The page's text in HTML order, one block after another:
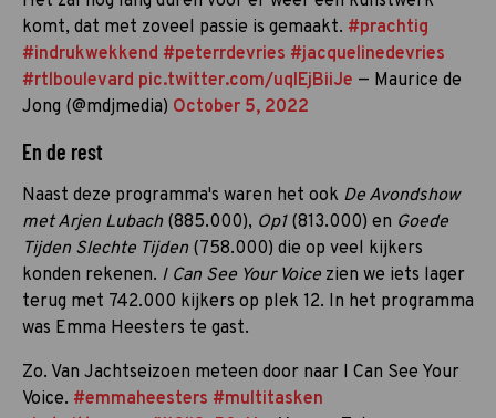
komt, dat met zoveel passie is gemaakt. #prachtig
#indrukwekkend #peterrdevries #jacquelinedevries
#rtlboulevard pic.twitter.com/uqIEjBiiJe — Maurice de
Jong (@mdjmedia) October 5, 2022
En de rest
Naast deze programma's waren het ook De Avondshow
met Arjen Lubach (885.000), Op1(813.000) en Goede
Tijden Slechte Tijden (758.000) die op veel kijkers
konden rekenen. I Can See Your Voice zien we iets lager
terug met 742.000 kijkers op plek 12. In het programma
was Emma Heesters te gast.
Zo. Van Jachtseizoen meteen door naar I Can See Your
Voice. #emmaheesters #multitasken